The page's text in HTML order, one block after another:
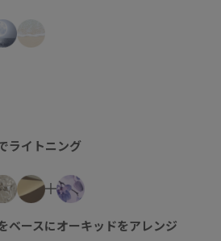
ライトニング
ベースにオーキッドをアレンジ